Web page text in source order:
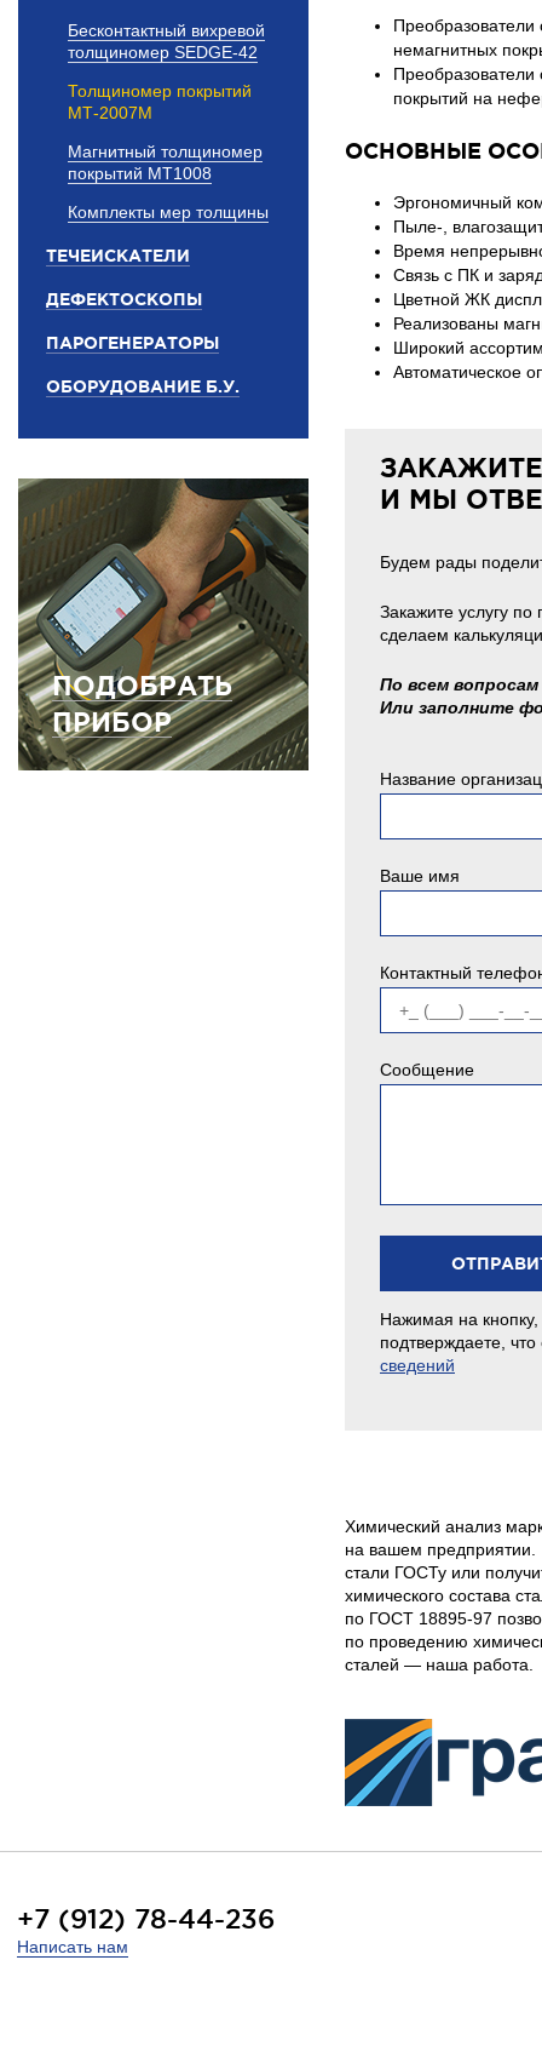
Бесконтактный вихревой
толщиномер SEDGE-42
Толщиномер покрытий
МТ-2007М
Магнитный толщиномер
покрытий МТ1008
Комплекты мер толщины
ТЕЧЕИСКАТЕЛИ
ДЕФЕКТОСКОПЫ
ПАРОГЕНЕРАТОРЫ
ОБОРУДОВАНИЕ Б.У.
ПОДОБРАТЬ
ПРИБОР
немагнитных
покрытий на
ОСНОВНЫЕ
Эргономичный
Пыле-,
Время
Связь с ПК и
Цветной ЖК
Реализованы
Широкий
Автоматическое
И МЫ
Будем рады
Закажите услугу
сделаем
По всем вопросам
Или заполните
Название
Ваше имя
Контактный
Сообщение
Нажимая на
подтверждаете,
сведений
Химический анализ
на вашем предприятии.
стали ГОСТу или
химического состава
по ГОСТ 18895-97
по проведению
сталей — наша работа.
+7 (912) 78-44-236
Написать нам